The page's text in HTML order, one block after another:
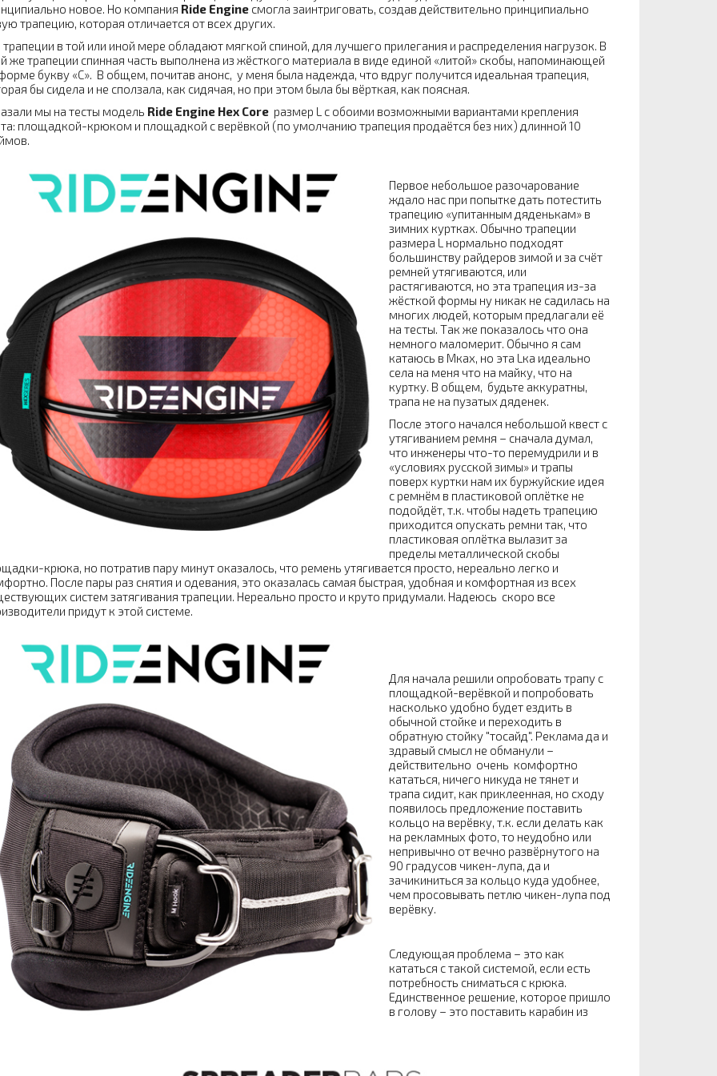
новое. Но компания Ride Engine смогла заинтриговать, создав действительно принципиально
трапецию, которая отличается от всех других.
трапеции в той или иной мере обладают мягкой спиной, для лучшего прилегания и распределения нагрузок. В
же трапеции спинная часть выполнена из жёсткого материала в виде единой «литой» скобы, напоминающей
букву «С». В общем, почитав анонс, у меня была надежда, что вдруг получится идеальная трапеция,
бы сидела и не сползала, как сидячая, но при этом была бы вёрткая, как поясная.
мы на тесты модель Ride Engine Hex Coreразмер L с обоими возможными вариантами крепления
площадкой-крюком и площадкой с верёвкой (по умолчанию трапеция продаётся без них) длинной 10
Первое небольшое разочарование
ждало нас при попытке дать потестить
трапецию «упитанным дяденькам» в
зимних куртках. Обычно трапеции
размера L нормально подходят
большинству райдеров зимой и за счёт
ремней утягиваются, или
растягиваются, но эта трапеция из-за
жёсткой формы ну никак не садилась на
многих людей, которым предлагали её
на тесты. Так же показалось что она
немного маломерит. Обычно я сам
катаюсь в Мках, но эта Lка идеально
села на меня что на майку, что на
куртку. В общем, будьте аккуратны,
трапа не на пузатых дяденек.
После этого начался небольшой квест с
утягиванием ремня – сначала думал,
что инженеры что-то перемудрили и в
«условиях русской зимы» и трапы
поверх куртки нам их буржуйские идея
с ремнём в пластиковой оплётке не
подойдёт, т.к. чтобы надеть трапецию
приходится опускать ремни так, что
пластиковая оплётка вылазит за
пределы металлической скобы
крюка, но потратив пару минут оказалось, что ремень утягивается просто, нереально легко и
После пары раз снятия и одевания, это оказалась самая быстрая, удобная и комфортная из всех
систем затягивания трапеции. Нереально просто и круто придумали. Надеюсь скоро все
придут к этой системе.
Для начала решили опробовать трапу с
площадкой-верёвкой и попробовать
насколько удобно будет ездить в
обычной стойке и переходить в
обратную стойку "тосайд". Реклама да и
здравый смысл не обманули –
действительно очень комфортно
кататься, ничего никуда не тянет и
трапа сидит, как приклеенная, но сходу
появилось предложение поставить
кольцо на верёвку, т.к. если делать как
на рекламных фото, то неудобно или
непривычно от вечно развёрнутого на
90 градусов чикен-лупа, да и
зачикиниться за кольцо куда удобнее,
чем просовывать петлю чикен-лупа под
верёвку.
Следующая проблема – это как
кататься с такой системой, если есть
потребность сниматься с крюка.
Единственное решение, которое пришло
в голову – это поставить карабин из